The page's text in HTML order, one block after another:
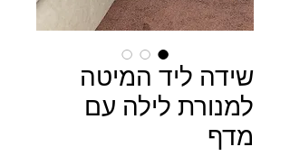
שידה ליד המיטה
למנורת לילה עם
מדף